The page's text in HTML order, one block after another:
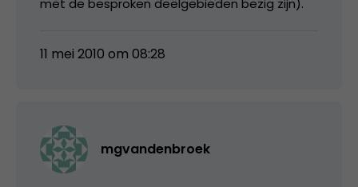
met de besproken deelgebieden bezig zijn).
11 mei 2010 om 08:28
mgvandenbroek